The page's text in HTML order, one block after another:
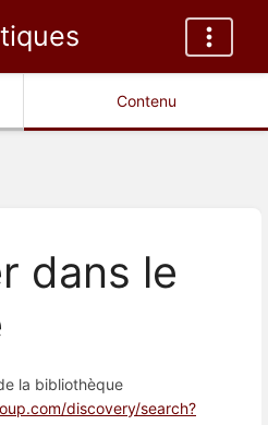
Contenu
dans le
la bibliothèque
discovery/search?